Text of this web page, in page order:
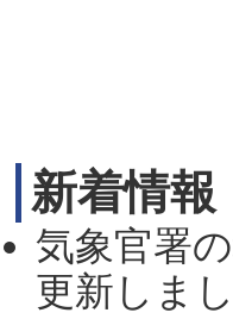
新着情報
気象官署
更新しま